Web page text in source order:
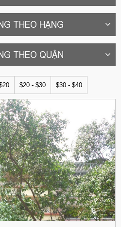
THEO HẠNG
THEO QUẬN
$20 - $30 $30 - $40